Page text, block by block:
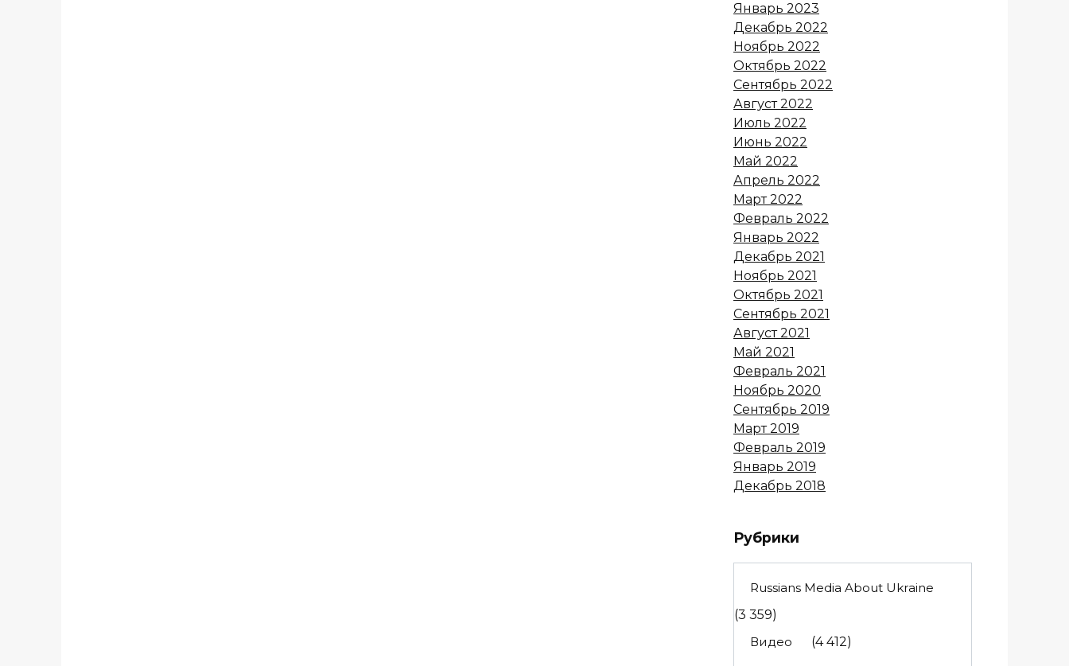
Январь 2023
Декабрь 2022
Ноябрь 2022
Октябрь 2022
Сентябрь 2022
Август 2022
Июль 2022
Июнь 2022
Май 2022
Апрель 2022
Март 2022
Февраль 2022
Январь 2022
Декабрь 2021
Ноябрь 2021
Октябрь 2021
Сентябрь 2021
Август 2021
Май 2021
Февраль 2021
Ноябрь 2020
Сентябрь 2019
Март 2019
Февраль 2019
Январь 2019
Декабрь 2018
Рубрики
Russians Media About Ukraine
(3 359)
Видео
(4 412)